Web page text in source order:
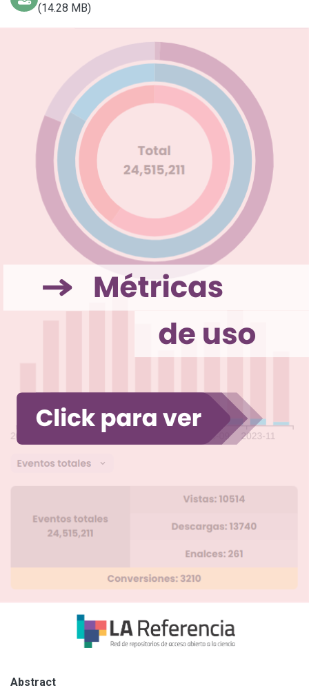
(14.28 MB)
Abstract